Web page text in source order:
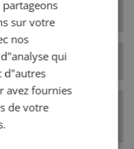
fermentation
blondes
sur votre
nos
qui
d"autres
avez fournies
de votre